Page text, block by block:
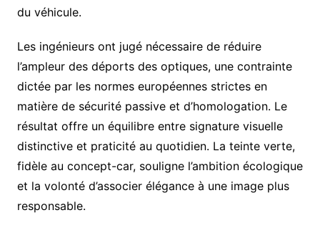
du véhicule.
Les ingénieurs ont jugé nécessaire de réduire
l’ampleur des déports des optiques, une contrainte
dictée par les normes européennes strictes en
matière de sécurité passive et d’homologation. Le
résultat offre un équilibre entre signature visuelle
distinctive et praticité au quotidien. La teinte verte,
fidèle au concept-car, souligne l’ambition écologique
et la volonté d’associer élégance à une image plus
responsable.